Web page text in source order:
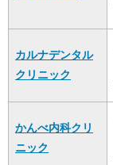
カルナデンタル
クリニック
かんべ内科クリ
ニック